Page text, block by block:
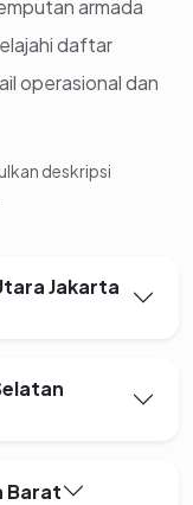
armada
daftar
operasional dan
deskripsi
Jakarta
Barat